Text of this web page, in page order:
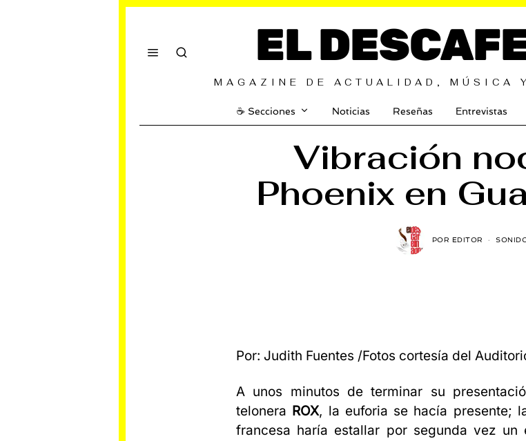
EL
MAGAZINE DE ACTUALIDAD, MÚSICA
☕️ Secciones Noticias Reseñas Entrevistas
Vibración
Phoenix en
POR EDITOR
Por: Judith Fuentes /Fotos cortesía del
A unos minutos de terminar su
telonera ROX, la euforia se hacía presente;
francesa haría estallar por segunda vez un